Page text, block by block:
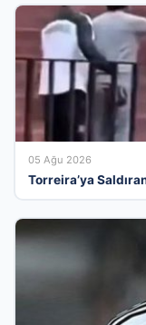
05 Ağu 2026
Torreira’ya